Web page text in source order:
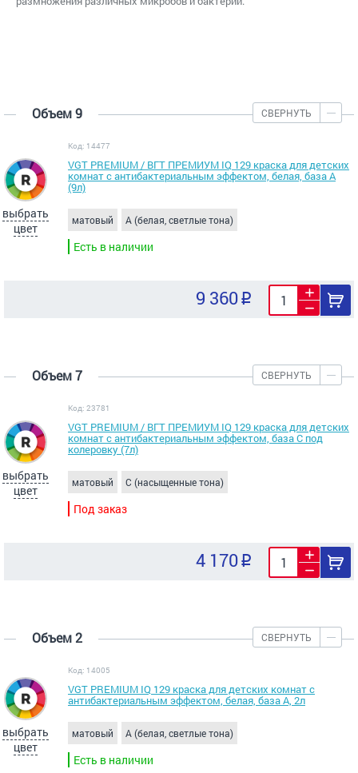
Объем 9 СВЕРНУТЬ
выбрать
цвет
Код: 14477
VGT PREMIUM / ВГТ ПРЕМИУМ IQ 129 краска для детских
комнат с антибактериальным эффектом, белая, база А
(9л)
матовый A (белая, светлые тона)
Есть в наличии
9 360
Объем 7 СВЕРНУТЬ
выбрать
цвет
Код: 23781
VGT PREMIUM / ВГТ ПРЕМИУМ IQ 129 краска для детских
комнат с антибактериальным эффектом, база С под
колеровку (7л)
матовый C (насыщенные тона)
Под заказ
4 170
Объем 2 СВЕРНУТЬ
выбрать
цвет
Код: 14005
VGT PREMIUM IQ 129 краска для детских комнат с
антибактериальным эффектом, белая, база А, 2л
матовый A (белая, светлые тона)
Есть в наличии